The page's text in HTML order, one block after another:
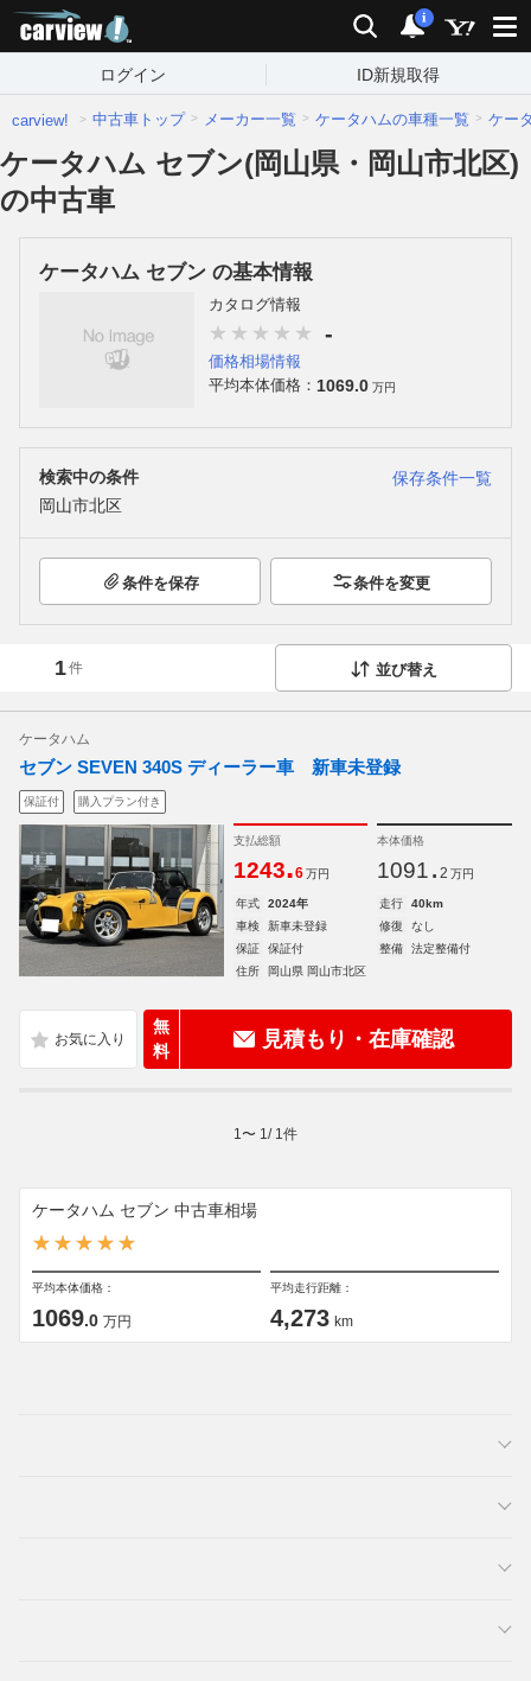
検索 通知
i
ログイン ID新規取得
carview! 中古車トップ メーカー一覧 ケータハムの車種一覧 ケー
ケータハム セブン(岡山県・岡山市北区)
の中古車
ケータハム セブン の基本情報
カタログ情報
-
価格相場情報
平均本体価格： 1069.0 万円
検索中の条件
保存条件一覧
岡山市北区
条件を保存 条件を変更
1件 並び替え
ケータハム
セブン SEVEN 340S ディーラー車 新車未登録
保証付 購入プラン付き
支払総額
1243.6 万円
本体価格
1091. 2 万円
年式 2024年 走行
40km
車検
新車未登録 修復
なし
保証
保証付 整備
法定整備付
住所
岡山県 岡山市北区
無
料
見積もり・在庫確認
1 〜 1 / 1 件
ケータハム セブン 中古車相場
平均本体価格：
1069.0 万円
平均走行距離：
4,273 km